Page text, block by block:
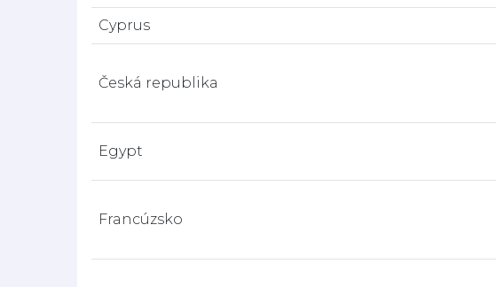
Cyprus
Česká republika
Egypt
Francúzsko